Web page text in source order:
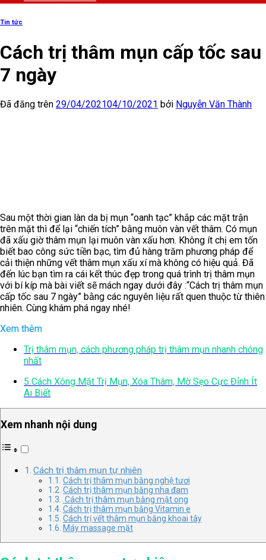
Tin tức
Cách trị thâm mụn cấp tốc sau
7 ngày
Đã đăng trên 29/04/202104/10/2021 bởi Nguyễn Văn Thành
Sau một thời gian làn da bị mụn “oanh tạc” khắp các mặt trận
trên mặt thì để lại “chiến tích” bằng muôn vàn vết thâm. Có mụn
đã xấu giờ thâm mụn lại muôn vàn xấu hơn. Không ít chị em tốn
biết bao công sức tiền bạc, tìm đủ hàng trăm phương pháp để
cải thiện những vết thâm mụn xấu xí mà không có hiệu quả. Đã
đến lúc bạn tìm ra cái kết thúc đẹp trong quá trình trị thâm mụn
với bí kíp mà bài viết sẽ mách ngay dưới đây :“Cách trị thâm mụn
cấp tốc sau 7 ngày” bằng các nguyên liệu rất quen thuộc từ thiên
nhiên. Cùng khám phá ngay nhé!
Xem thêm
Trị thâm mụn, cách phương pháp trị thâm mụn nhanh chóng
nhất
5 Cách Xông Mặt Trị Mụn, Xóa Thâm, Mờ Sẹo Cực Đỉnh Ít
Ai Biết
Xem nhanh nội dung
Cách trị thâm mụn tự nhiên
Cách trị thâm mụn bằng nghệ tươi
Cách trị thâm mụn bằng nha đam
Cách trị thâm mụn bằng mật ong
Cách trị thâm mụn bằng Vitamin e
Cách trị vết thâm mụn bằng khoai tây
Máy massage mặt